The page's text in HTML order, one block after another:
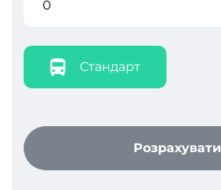
Стандарт
Розрахувати